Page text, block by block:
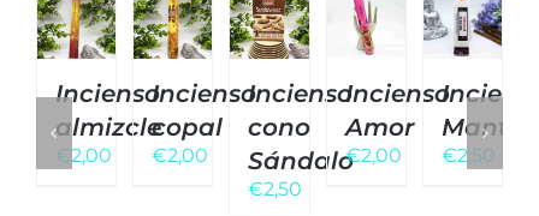
Incienso
almizcle
€2,00
Incienso
copal
€2,00
Incienso
cono
Sándalo
€2,50
Incienso
Amor
€2,00
Mantra
€2,50